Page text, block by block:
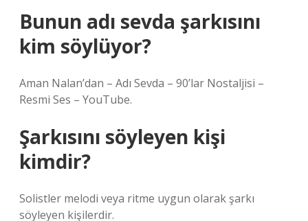
Bunun adı sevda şarkısını
kim söylüyor?
Aman Nalan’dan – Adı Sevda – 90’lar Nostaljisi –
Resmi Ses – YouTube.
Şarkısını söyleyen kişi
kimdir?
Solistler melodi veya ritme uygun olarak şarkı
söyleyen kişilerdir.